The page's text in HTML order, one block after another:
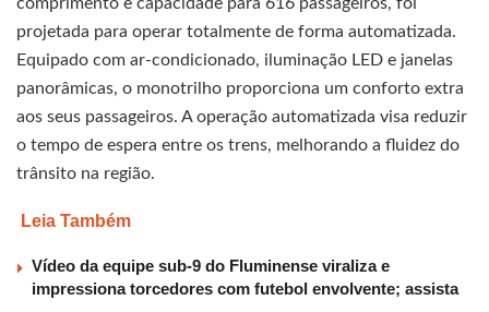
projetada para operar totalmente de forma automatizada.
Equipado com ar-condicionado, iluminação LED e janelas
panorâmicas, o monotrilho proporciona um conforto extra
aos seus passageiros. A operação automatizada visa reduzir
o tempo de espera entre os trens, melhorando a fluidez do
trânsito na região.
Leia Também
Vídeo da equipe sub-9 do Fluminense viraliza e
impressiona torcedores com futebol envolvente; assista